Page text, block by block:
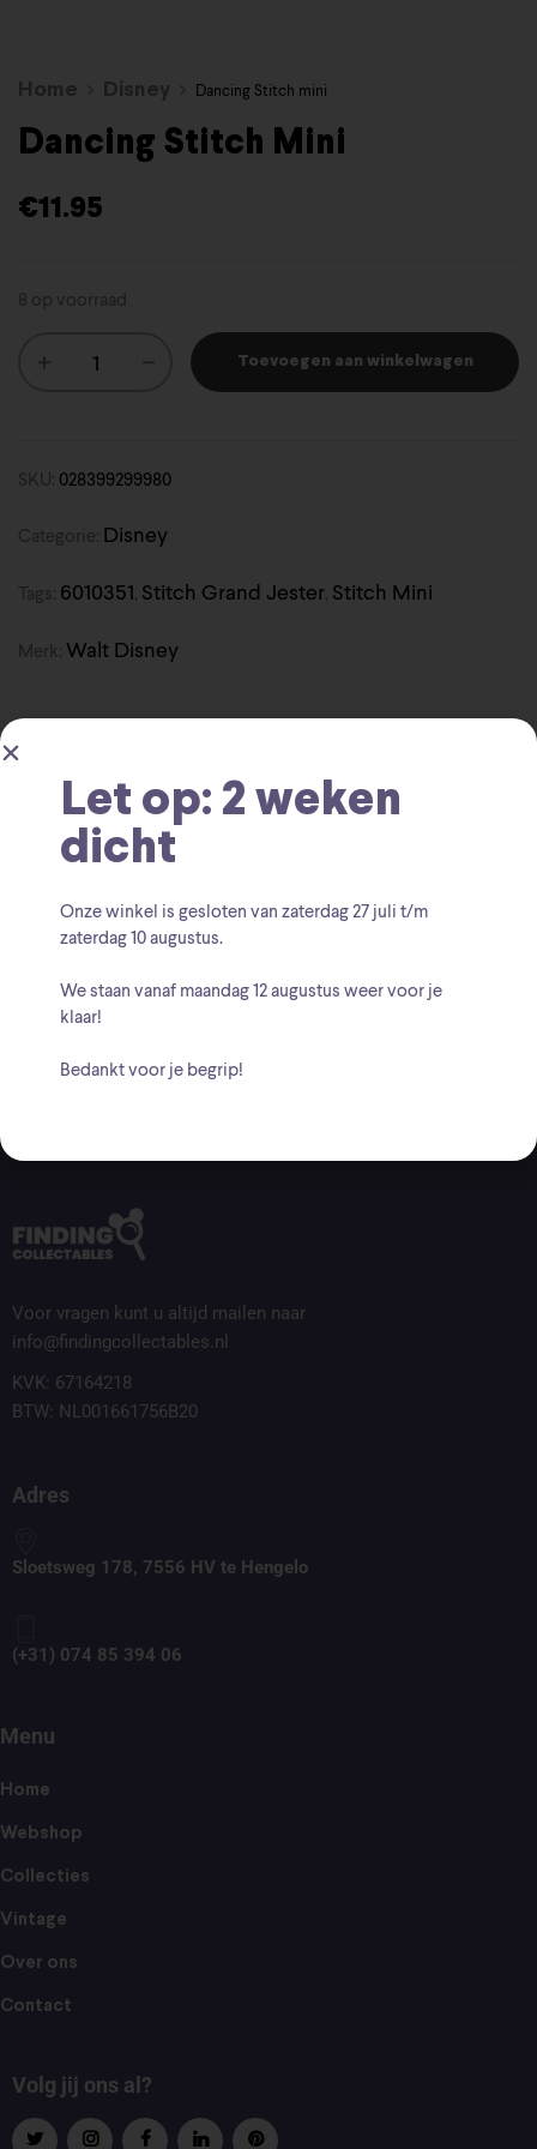
Home Disney Dancing Stitch mini
Dancing Stitch Mini
€11.95
8 op voorraad
Toevoegen aan winkelwagen
SKU: 028399299980
Categorie: Disney
Tags: 6010351 Stitch Grand Jester Stitch Mini
Merk: Walt Disney
Hoogte 8,5 cm, breedte 5,5 cm, diepte 5,5 cm
Voor vragen kunt u altijd mailen naar
info@findingcollectables.nl
KVK: 67164218
BTW: NL001661756B20
Adres
Sloetsweg 178, 7556 HV te Hengelo
(+31) 074 85 394 06
Menu
Home
Webshop
Collecties
Vintage
Over ons
Contact
Volg jij ons al?
Let op: 2 weken
dicht
Onze winkel is gesloten van zaterdag27 juli t/m
zaterdag 10 augustus.
We staan vanaf maandag 12 augustus weer voor je
klaar!
Bedankt voor je begrip!